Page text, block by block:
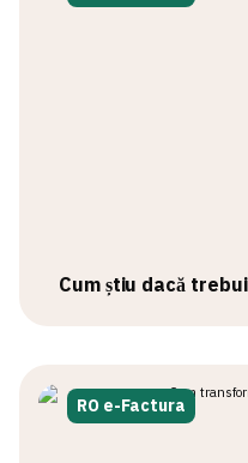
Cum știu dacă
RO e-Factura